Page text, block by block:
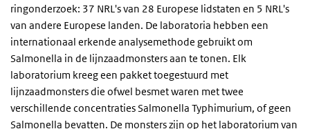
ringonderzoek: 37 NRL's van 28 Europese lidstaten en 5 NRL's
van andere Europese landen. De laboratoria hebben een
internationaal erkende analysemethode gebruikt om
Salmonella in de lijnzaadmonsters aan te tonen. Elk
laboratorium kreeg een pakket toegestuurd met
lijnzaadmonsters die ofwel besmet waren met twee
verschillende concentraties Salmonella Typhimurium, of geen
Salmonella bevatten. De monsters zijn op het laboratorium van